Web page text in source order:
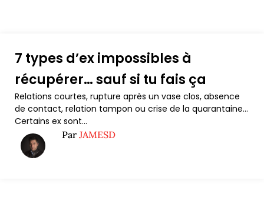
7 types d’ex impossibles à
récupérer… sauf si tu fais ça
Relations courtes, rupture après un vase clos, absence
de contact, relation tampon ou crise de la quarantaine…
Certains ex sont...
ParJAMESD